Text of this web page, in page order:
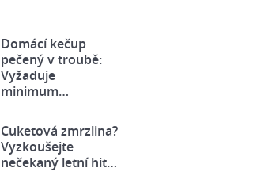
Domácí kečup
pečený v troubě:
Vyžaduje
minimum…
Cuketová zmrzlina?
Vyzkoušejte
nečekaný letní hit…